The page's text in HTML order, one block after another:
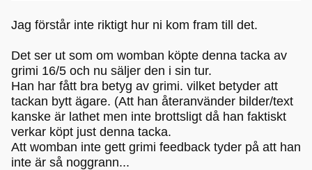
Jag förstår inte riktigt hur ni kom fram till det.
Det ser ut som om womban köpte denna tacka av
grimi 16/5 och nu säljer den i sin tur.
Han har fått bra betyg av grimi. vilket betyder att
tackan bytt ägare. (Att han återanvänder bilder/text
kanske är lathet men inte brottsligt då han faktiskt
verkar köpt just denna tacka.
Att womban inte gett grimi feedback tyder på att han
inte är så noggrann...